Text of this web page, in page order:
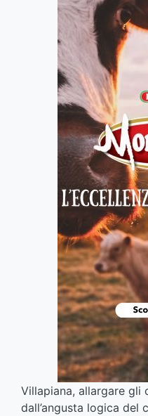
Villapiana, allargare gli
dall’angusta logica del